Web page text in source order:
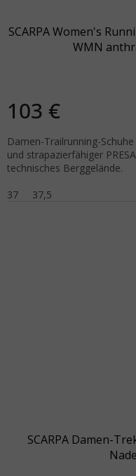
SCARPA Women's
WMN
103 €
Damen-Trailrunning-
und strapazierfähiger
technisches Berggelände.
37
37,5
SCARPA Damen-